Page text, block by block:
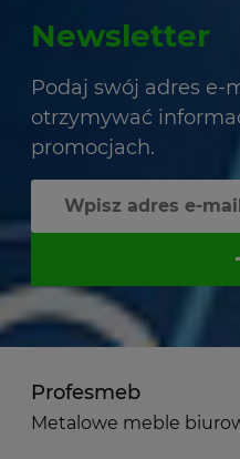
Newsletter
Podaj swój adres e-
otrzymywać
promocjach.
Profesmeb
Metalowe meble